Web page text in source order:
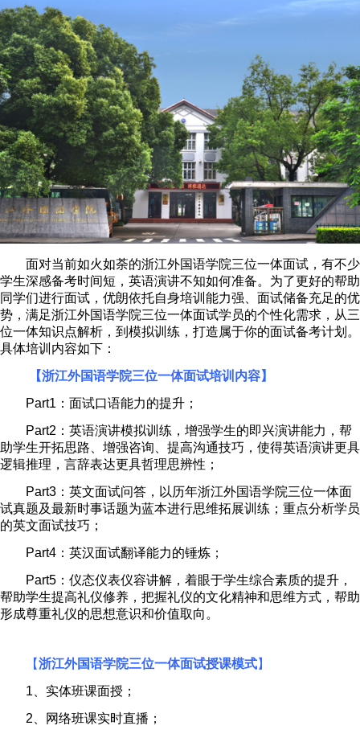
面对当前如火如荼的浙江外国语学院三位一体面试，有不少
学生深感备考时间短，英语演讲不知如何准备。为了更好的帮助
同学们进行面试，优朗依托自身培训能力强、面试储备充足的优
势，满足浙江外国语学院三位一体面试学员的个性化需求，从三
位一体知识点解析，到模拟训练，打造属于你的面试备考计划。
具体培训内容如下：
【浙江外国语学院三位一体面试培训内容】
Part1 ：面试口语能力的提升；
Part2 ：英语演讲模拟训练，增强学生的即兴演讲能力，帮
助学生开拓思路、增强咨询、提高沟通技巧，使得英语演讲更具
逻辑推理，言辞表达更具哲理思辨性；
Part3 ：英文面试问答，以历年浙江外国语学院三位一体面
试真题及最新时事话题为蓝本进行思维拓展训练；重点分析学员
的英文面试技巧；
Part4 ：英汉面试翻译能力的锤炼；
Part5 ：仪态仪表仪容讲解，着眼于学生综合素质的提升，
帮助学生提高礼仪修养，把握礼仪的文化精神和思维方式，帮助
形成尊重礼仪的思想意识和价值取向。
【浙江外国语学院三位一体面试授课模式】
1 、实体班课面授；
2 、网络班课实时直播；